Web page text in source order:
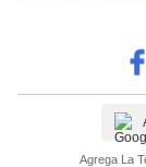
Agrega La